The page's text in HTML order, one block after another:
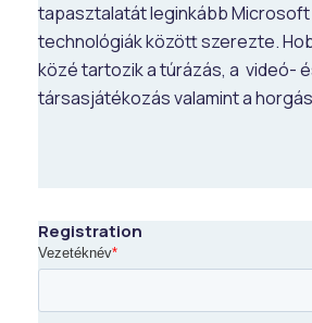
Registration
tapasztalatát leginkább Microsoft
technológiák között szerezte.
közé tartozik a túrázás, a videó-
társasjátékozás valamint a